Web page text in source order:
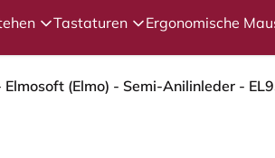
Tastaturen Ergonomische
Elmosoft (Elmo) - Semi-Anilinleder -